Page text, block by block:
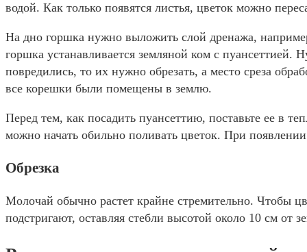
водой. Как только появятся листья, цветок можно
На дно горшка нужно выложить слой дренажа,
горшка устанавливается земляной ком с
повредились, то их нужно обрезать, а место среза
все корешки были помещены в землю.
Перед тем, как посадить пуансеттию, поставьте ее в
можно начать обильно поливать цветок. При
Обрезка
Молочай обычно растет крайне стремительно. Чтобы
подстригают, оставляя стебли высотой около 10 см